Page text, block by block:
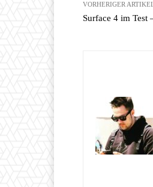
VORHERIGER
Surface 4 im Test